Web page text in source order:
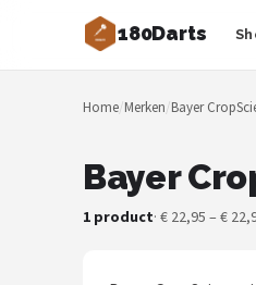
180Darts
Zoeken
NAVIGATIE
Merken
Home/Merken/Bayer
Bayer
1 product· € 22,95 – €